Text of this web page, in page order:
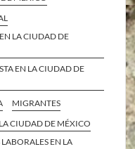
LA CIUDAD DE
EN LA CIUDAD DE
MIGRANTES
CIUDAD DE MÉXICO
EN LA